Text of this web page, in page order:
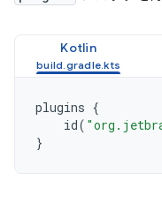
Kotlin
plugins {
id(
}